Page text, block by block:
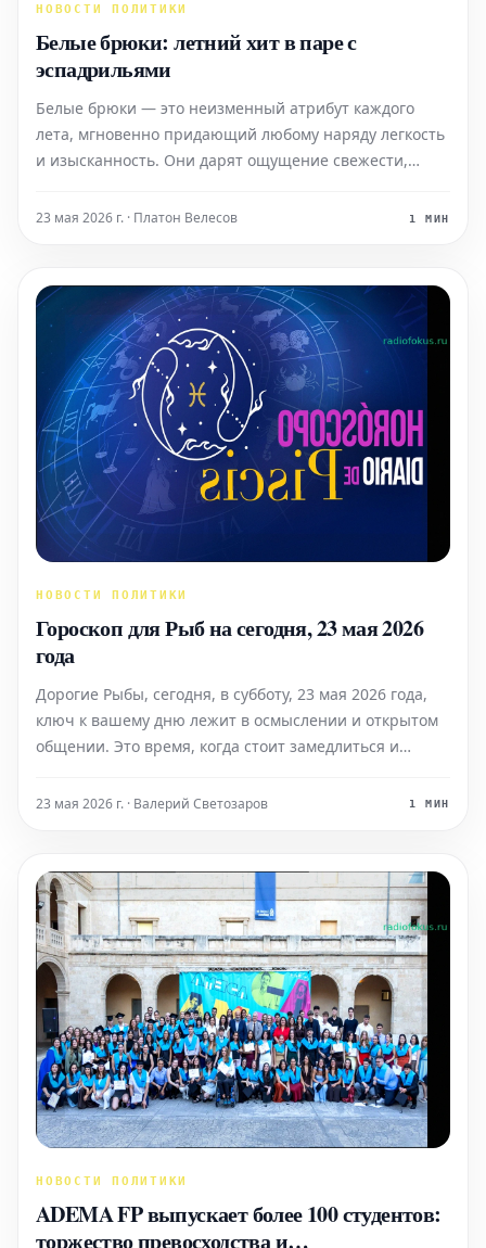
НОВОСТИ ПОЛИТИКИ
Белые брюки: летний хит в паре с
эспадрильями
Белые брюки — это неизменный атрибут каждого
лета, мгновенно придающий любому наряду легкость
и изысканность. Они дарят ощущение свежести,
более универсальными, чем может показаться.
23 мая 2026 г. · Платон Велесов 1 МИН
НОВОСТИ ПОЛИТИКИ
Гороскоп для Рыб на сегодня, 23 мая 2026
года
Дорогие Рыбы, сегодня, в субботу, 23 мая 2026 года,
ключ к вашему дню лежит в осмыслении и открытом
общении. Это время, когда стоит замедлиться и
решения. Любовь и отношения В сфере отношений
23 мая 2026 г. · Валерий Светозаров 1 МИН
НОВОСТИ ПОЛИТИКИ
ADEMA FP выпускает более 100 студентов:
торжество превосходства и